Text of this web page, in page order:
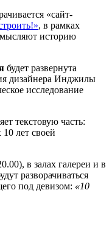
«сайт-
, в рамках
историю
будет развернута
дизайнера Инджилы
исследование
текстовую часть:
лет своей
в залах галереи и в
разворачиваться
под девизом: «10